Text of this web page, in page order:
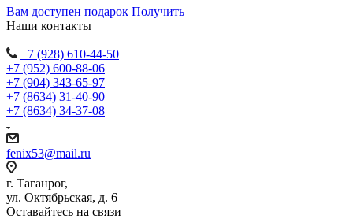
Вам доступен подарок Получить
Наши контакты
+7 (928) 610-44-50
+7 (952) 600-88-06
+7 (904) 343-65-97
+7 (8634) 31-40-90
+7 (8634) 34-37-08
fenix53@mail.ru
г. Таганрог,
ул. Октябрьская, д. 6
Оставайтесь на связи